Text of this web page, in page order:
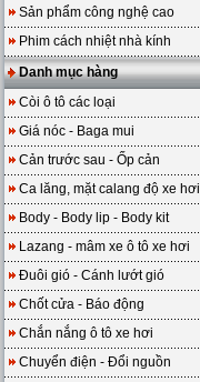
Sản phẩm công nghệ cao
Phim cách nhiệt nhà kính
Danh mục hàng
Còi ô tô các loại
Giá nóc - Baga mui
Cản trước sau - Ốp cản
Ca lăng, mặt calang độ xe hơi
Body - Body lip - Body kit
Lazang - mâm xe ô tô xe hơi
Đuôi gió - Cánh lướt gió
Chốt cửa - Báo động
Chắn nắng ô tô xe hơi
Chuyển điện - Đổi nguồn